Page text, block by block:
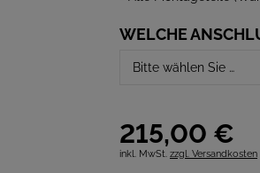
WELCHE
215,00 €
inkl. MwSt. zzgl. Versandkosten